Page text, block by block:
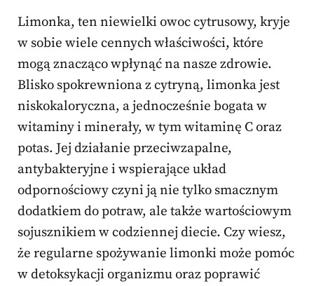
Limonka, ten niewielki owoc cytrusowy, kryje
w sobie wiele cennych właściwości, które
mogą znacząco wpłynąć na nasze zdrowie.
Blisko spokrewniona z cytryną, limonka jest
niskokaloryczna, a jednocześnie bogata w
witaminy i minerały, w tym witaminę C oraz
potas. Jej działanie przeciwzapalne,
antybakteryjne i wspierające układ
odpornościowy czyni ją nie tylko smacznym
dodatkiem do potraw, ale także wartościowym
sojusznikiem w codziennej diecie. Czy wiesz,
że regularne spożywanie limonki może pomóc
w detoksykacji organizmu oraz poprawić